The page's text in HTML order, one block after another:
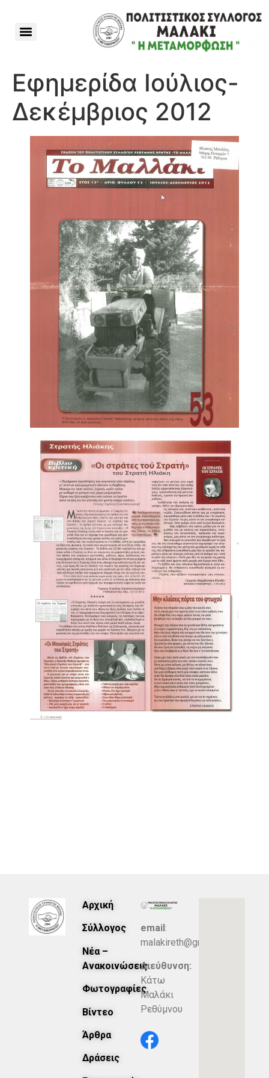
Εφημερίδα Ιούλιος-
Δεκέμβριος 2012
Αρχική
Σύλλογος
Νέα –
Ανακοινώσεις
Φωτογραφίες
Βίντεο
Άρθρα
Δράσεις
email :
malakireth@gmail.com
Διεύθυνση:
Κάτω
Μαλάκι
Ρεθύμνου